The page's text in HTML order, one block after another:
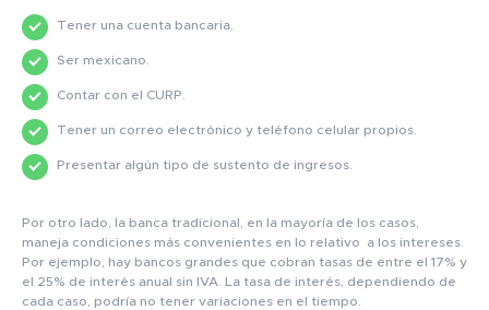
Tener una cuenta bancaria.
Ser mexicano.
Contar con el CURP.
Tener un correo electrónico y teléfono celular propios.
Presentar algún tipo de sustento de ingresos.
Por otro lado, la banca tradicional, en la mayoría de los casos,
maneja condiciones más convenientes en lo relativo a los intereses.
Por ejemplo, hay bancos grandes que cobran tasas de entre el 17% y
el 25% de interés anual sin IVA. La tasa de interés, dependiendo de
cada caso, podría no tener variaciones en el tiempo.